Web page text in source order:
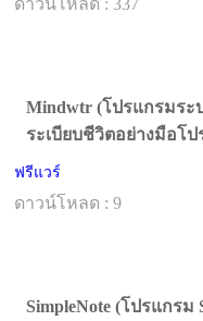
ดาวน์โหลด : 337
Mindwtr (โปรแกรมร
ระเบียบชีวิตอย่างมือโป
ฟรีแวร์
ดาวน์โหลด : 9
SimpleNote (โปรแกร